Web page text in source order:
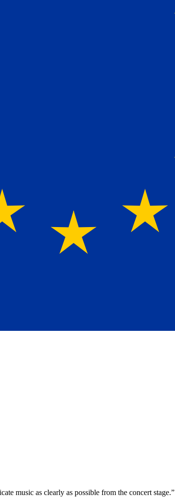
music as clearly as possible from the concert stage.”